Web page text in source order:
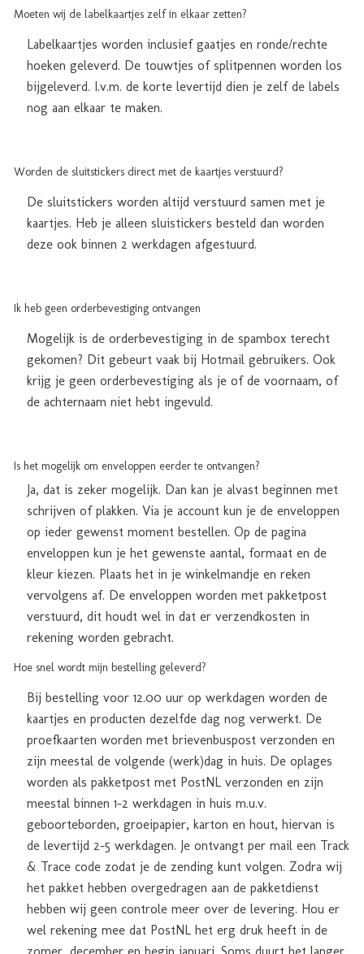
Moeten wij de labelkaartjes zelf in elkaar zetten?
Labelkaartjes worden inclusief gaatjes en ronde/rechte
hoeken geleverd. De touwtjes of splitpennen worden los
bijgeleverd. I.v.m. de korte levertijd dien je zelf de labels
nog aan elkaar te maken.
Worden de sluitstickers direct met de kaartjes verstuurd?
De sluitstickers worden altijd verstuurd samen met je
kaartjes. Heb je alleen sluistickers besteld dan worden
deze ook binnen 2 werkdagen afgestuurd.
Ik heb geen orderbevestiging ontvangen
Mogelijk is de orderbevestiging in de spambox terecht
gekomen? Dit gebeurt vaak bij Hotmail gebruikers. Ook
krijg je geen orderbevestiging als je of de voornaam, of
de achternaam niet hebt ingevuld.
Is het mogelijk om enveloppen eerder te ontvangen?
Ja, dat is zeker mogelijk. Dan kan je alvast beginnen met
schrijven of plakken. Via je account kun je de enveloppen
op ieder gewenst moment bestellen. Op de pagina
enveloppen kun je het gewenste aantal, formaat en de
kleur kiezen. Plaats het in je winkelmandje en reken
vervolgens af. De enveloppen worden met pakketpost
verstuurd, dit houdt wel in dat er verzendkosten in
rekening worden gebracht.
Hoe snel wordt mijn bestelling geleverd?
Bij bestelling voor 12.00 uur op werkdagen worden de
kaartjes en producten dezelfde dag nog verwerkt. De
proefkaarten worden met brievenbuspost verzonden en
zijn meestal de volgende (werk)dag in huis. De oplages
worden als pakketpost met PostNL verzonden en zijn
meestal binnen 1-2 werkdagen in huis m.u.v.
geboorteborden, groeipapier, karton en hout, hiervan is
de levertijd 2-5 werkdagen. Je ontvangt per mail een Track
& Trace code zodat je de zending kunt volgen. Zodra wij
het pakket hebben overgedragen aan de pakketdienst
hebben wij geen controle meer over de levering. Hou er
wel rekening mee dat PostNL het erg druk heeft in de